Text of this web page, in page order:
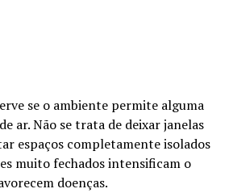
se o ambiente permite alguma
ar. Não se trata de deixar janelas
espaços completamente isolados
muito fechados intensificam o
doenças.